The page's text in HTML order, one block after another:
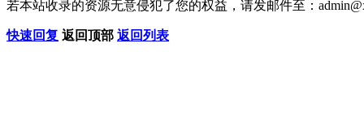
若本站收录的资源无意侵犯了您的权益，请发邮件至：
快速回复 返回顶部 返回列表